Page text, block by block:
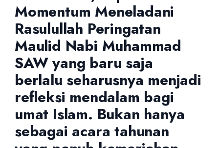
Momentum Meneladani
Rasulullah Peringatan
Maulid Nabi Muhammad
SAW yang baru saja
berlalu seharusnya menjadi
refleksi mendalam bagi
umat Islam. Bukan hanya
sebagai acara tahunan